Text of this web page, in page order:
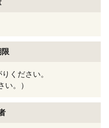
ください。
い。）